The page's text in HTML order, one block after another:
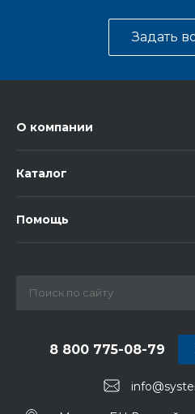
Задать
О компании
Каталог
Помощь
8 800 775-08-79